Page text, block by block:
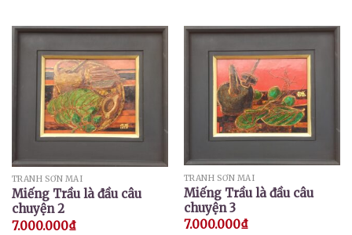
TRANH SƠN MÀI
Miếng Trầu là đầu câu
chuyện 2
7.000.000₫
TRANH SƠN MÀI
Miếng Trầu là đầu câu
chuyện 3
7.000.000₫